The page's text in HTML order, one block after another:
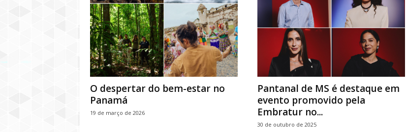
O despertar do bem-estar no
Panamá
19 de março de 2026
Pantanal de MS é destaque em
evento promovido pela
Embratur no...
30 de outubro de 2025